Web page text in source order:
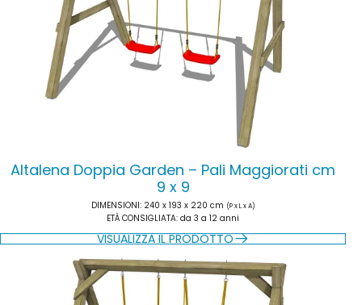
Altalena Doppia Garden – Pali Maggiorati cm
9 x 9
DIMENSIONI: 240 x 193 x 220 cm (P x L x A)
ETÀ CONSIGLIATA: da 3 a 12 anni
VISUALIZZA IL PRODOTTO